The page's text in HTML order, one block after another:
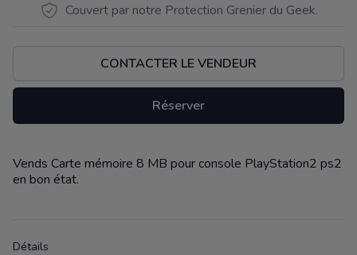
Couvert par notre Protection Grenier du Geek.
CONTACTER LE VENDEUR
Réserver
Description
Vends Carte mémoire 8 MB pour console PlayStation2 ps2
en bon état.
Détails